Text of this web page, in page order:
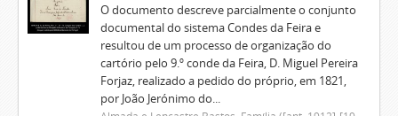
O documento descreve parcialmente o conjunto
documental do sistema Condes da Feira e
resultou de um processo de organização do
cartório pelo 9.º conde da Feira, D. Miguel Pereira
Forjaz, realizado a pedido do próprio, em 1821,
por João Jerónimo do...